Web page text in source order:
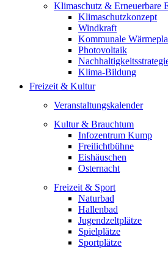
Klimaschutz & Erneuerbare
Klimaschutzkonzept
Windkraft
Kommunale
Photovoltaik
Klima-Bildung
Freizeit & Kultur
Veranstaltungskalender
Kultur & Brauchtum
Infozentrum Kump
Freilichtbühne
Eishäuschen
Osternacht
Freizeit & Sport
Naturbad
Hallenbad
Jugendzeltplätze
Spielplätze
Sportplätze